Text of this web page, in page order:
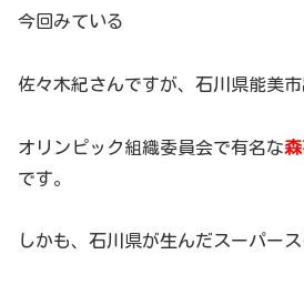
今回みている
佐々木紀さんですが、石川県能美市
オリンピック組織委員会で有名な
です。
しかも、石川県が生んだスーパー